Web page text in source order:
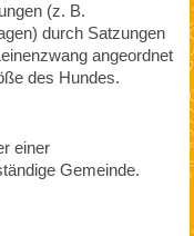
(z. B.
durch Satzungen
angeordnet
des Hundes.
einer
Gemeinde.